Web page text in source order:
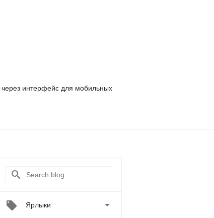
через интерфейс для мобильных
Ярлыки 